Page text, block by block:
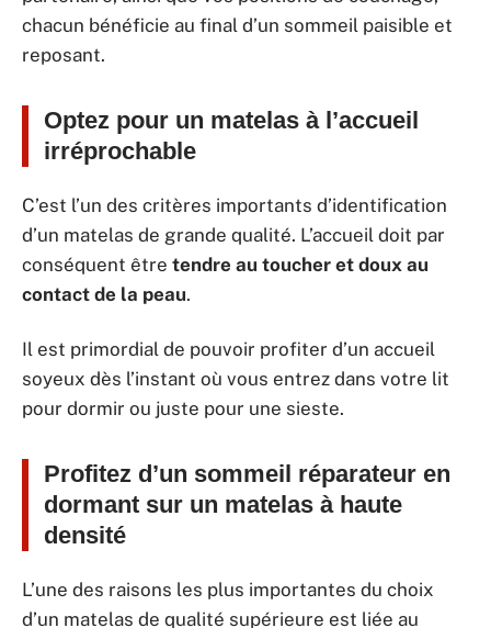
chacun bénéficie au final d’un sommeil paisible et
reposant.
Optez pour un matelas à l’accueil
irréprochable
C’est l’un des critères importants d’identification
d’un matelas de grande qualité. L’accueil doit par
conséquent être tendre au toucher et doux au
contact de la peau.
Il est primordial de pouvoir profiter d’un accueil
soyeux dès l’instant où vous entrez dans votre lit
pour dormir ou juste pour une sieste.
Profitez d’un sommeil réparateur en
dormant sur un matelas à haute
densité
L’une des raisons les plus importantes du choix
d’un matelas de qualité supérieure est liée au